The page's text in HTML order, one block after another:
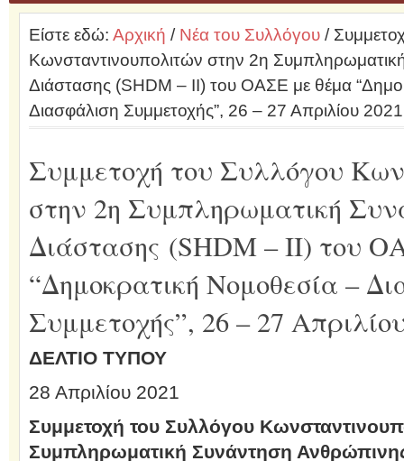
Είστε εδώ: Αρχική / Νέα του Συλλόγου/
Κωνσταντινουπολιτών στην 2η
Διάστασης (SHDM – II) του ΟΑΣΕ με θέμα
Διασφάλιση Συμμετοχής”, 26 – 27 Απριλίου 2021
Συμμετοχή του Συλλόγου
στην 2η Συμπληρωματική
Διάστασης (SHDM – II) του
“Δημοκρατική Νομοθεσία –
Συμμετοχής”, 26 – 27
ΔΕΛΤΙΟ ΤΥΠΟΥ
28 Απριλίου 2021
Συμμετοχή του Συλλόγου
Συμπληρωματική Συνάντηση